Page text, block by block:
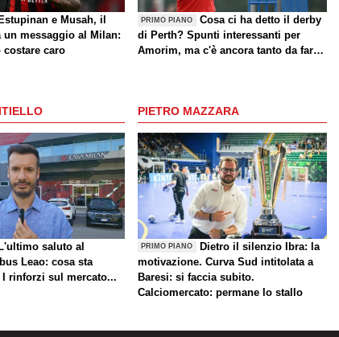
Estupinan e Musah, il
un messaggio al Milan:
caro
PRIMO PIANO
Cosa ci ha detto il derby
di Perth? Spunti interessanti per
Amorim, ma c'è ancora tanto da fare
saluto al
Leao: cosa sta
I rinforzi sul mercato...
PIETRO MAZZARA
PRIMO PIANO
Dietro il silenzio Ibra: la
motivazione. Curva Sud intitolata a
Baresi: si faccia subito.
Calciomercato: permane lo stallo